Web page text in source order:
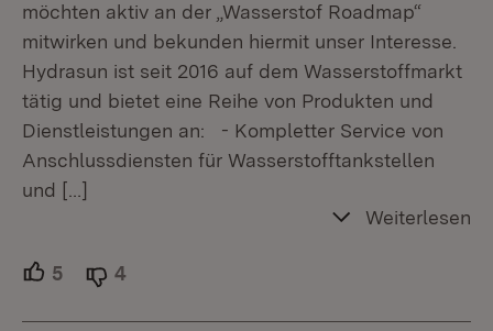
möchten aktiv an der „Wasserstof Roadmap“
mitwirken und bekunden hiermit unser Interesse.
Hydrasun ist seit 2016 auf dem Wasserstoffmarkt
tätig und bietet eine Reihe von Produkten und
Dienstleistungen an: - Kompletter Service von
Anschlussdiensten für Wasserstofftankstellen
und […]
Weiterlesen
5 Unterstützer.
4